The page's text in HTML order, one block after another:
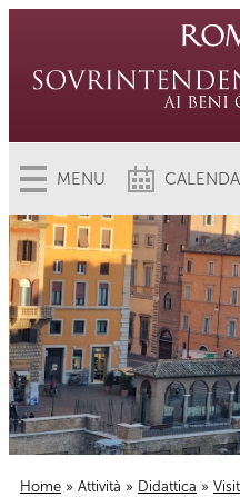
MENU
Home » Attività » Didattica »